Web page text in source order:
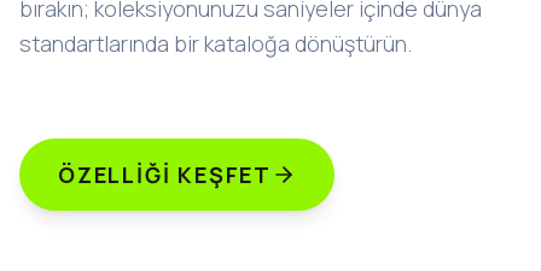
bırakın; koleksiyonunuzu saniyeler içinde dünya
standartlarında bir kataloğa dönüştürün.
ÖZELLIĞI KEŞFET